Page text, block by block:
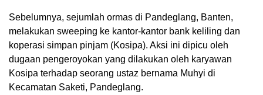
Sebelumnya, sejumlah ormas di Pandeglang, Banten,
melakukan sweeping ke kantor-kantor bank keliling dan
koperasi simpan pinjam (Kosipa). Aksi ini dipicu oleh
dugaan pengeroyokan yang dilakukan oleh karyawan
Kosipa terhadap seorang ustaz bernama Muhyi di
Kecamatan Saketi, Pandeglang.